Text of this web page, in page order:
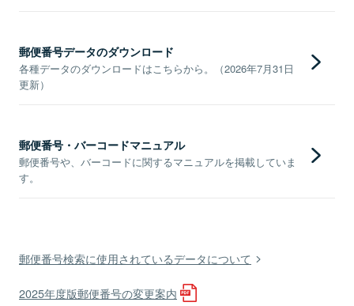
郵便番号データのダウンロード
各種データのダウンロードはこちらから。（2026年7月31日
更新）
郵便番号・バーコードマニュアル
郵便番号や、バーコードに関するマニュアルを掲載していま
す。
郵便番号検索に使用されているデータについて
2025年度版郵便番号の変更案内